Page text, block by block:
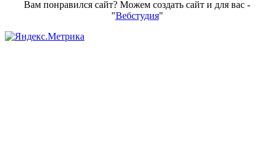
Вам понравился сайт? Можем создать сайт и для вас -
"Вебстудия"